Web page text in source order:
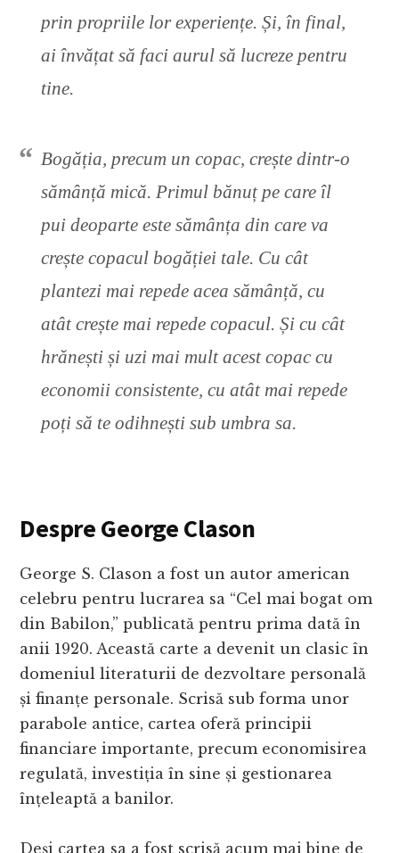
prin propriile lor experiențe. Și, în final,
ai învățat să faci aurul să lucreze pentru
tine.
Bogăția, precum un copac, crește dintr-o
sămânță mică. Primul bănuț pe care îl
pui deoparte este sămânța din care va
crește copacul bogăției tale. Cu cât
plantezi mai repede acea sămânță, cu
atât crește mai repede copacul. Și cu cât
hrănești și uzi mai mult acest copac cu
economii consistente, cu atât mai repede
poți să te odihnești sub umbra sa.
Despre George Clason
George S. Clason a fost un autor american
celebru pentru lucrarea sa “Cel mai bogat om
din Babilon,” publicată pentru prima dată în
anii 1920. Această carte a devenit un clasic în
domeniul literaturii de dezvoltare personală
și finanțe personale. Scrisă sub forma unor
parabole antice, cartea oferă principii
financiare importante, precum economisirea
regulată, investiția în sine și gestionarea
înțeleaptă a banilor.
Deși cartea sa a fost scrisă acum mai bine de